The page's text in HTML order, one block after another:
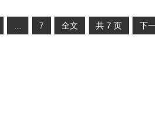
7 全文 共 7 页 下